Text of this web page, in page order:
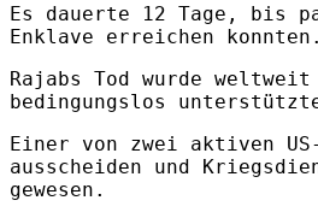
Es dauerte 12 Tage, bis
Enklave erreichen konnten.
Rajabs Tod wurde
bedingungslos
Einer von zwei aktiven
ausscheiden und
gewesen.